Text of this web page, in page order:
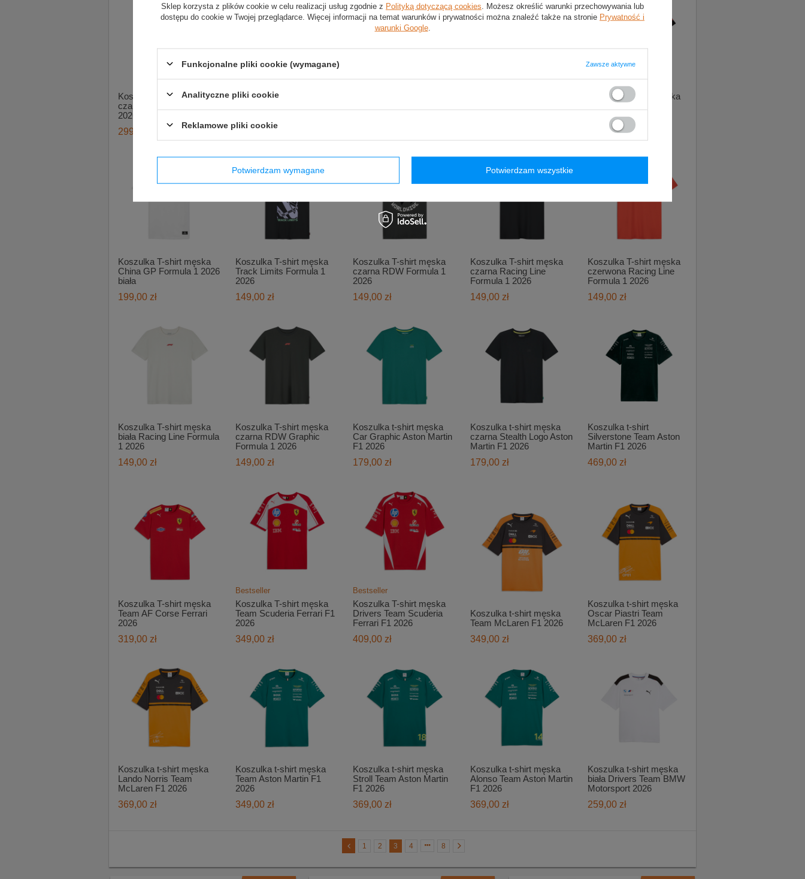
Koszulka męska t-shirt
czarna Team Cadillac F1
2026
299,00 zł
Koszulka t-shirt
199,00 zł
Koszulka T-shirt męska
Japan GP Formula 1
199,00 zł
Koszulka T-shirt męska
China GP Formula 1 2026
biała
199,00 zł
Koszulka T-shirt męska
Track Limits Formula 1
2026
149,00 zł
Koszulka T-shirt męska
czarna RDW Formula 1
2026
149,00 zł
Koszulka T-shirt męska
czarna Racing Line
Formula 1 2026
149,00 zł
Koszulka T-shirt męska
czerwona Racing Line
Formula 1 2026
149,00 zł
Koszulka T-shirt męska
biała Racing Line Formula
1 2026
149,00 zł
Koszulka T-shirt męska
czarna RDW Graphic
Formula 1 2026
149,00 zł
Koszulka t-shirt męska
Car Graphic Aston Martin
F1 2026
179,00 zł
Koszulka t-shirt męska
czarna Stealth Logo Aston
Martin F1 2026
179,00 zł
Koszulka t-shirt
Silverstone Team Aston
Martin F1 2026
469,00 zł
Koszulka T-shirt męska
Team AF Corse Ferrari
2026
319,00 zł
Bestseller
Koszulka T-shirt męska
Team Scuderia Ferrari F1
2026
349,00 zł
Bestseller
Koszulka T-shirt męska
Drivers Team Scuderia
Ferrari F1 2026
409,00 zł
Koszulka t-shirt męska
Team McLaren F1 2026
349,00 zł
Koszulka t-shirt męska
Oscar Piastri Team
McLaren F1 2026
369,00 zł
Koszulka t-shirt męska
Lando Norris Team
McLaren F1 2026
369,00 zł
Koszulka t-shirt męska
Team Aston Martin F1
2026
349,00 zł
Koszulka t-shirt męska
Stroll Team Aston Martin
F1 2026
369,00 zł
Koszulka t-shirt męska
Alonso Team Aston Martin
F1 2026
369,00 zł
Koszulka t-shirt męska
biała Drivers Team BMW
Motorsport 2026
259,00 zł
1 2 3 4 8
Sklep korzysta z plików cookie w celu realizacji usług zgodnie z Polityką dotyczącą cookies . Możesz określić warunki przechowywania lub
dostępu do cookie w Twojej przeglądarce. Więcej informacji na temat warunków i prywatności można znaleźć także na stronie Prywatność i
warunki Google.
Funkcjonalne pliki cookie (wymagane) Zawsze aktywne
Analityczne pliki cookie
Reklamowe pliki cookie
Potwierdzam wymagane Potwierdzam wszystkie